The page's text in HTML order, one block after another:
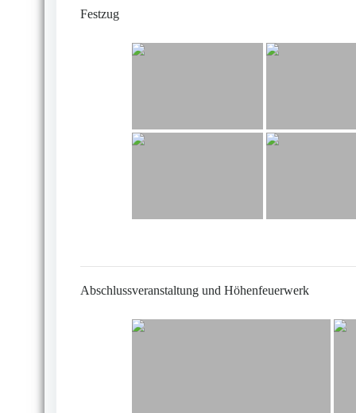
Festzug
Abschlussveranstaltung und Höhenfeuerwerk